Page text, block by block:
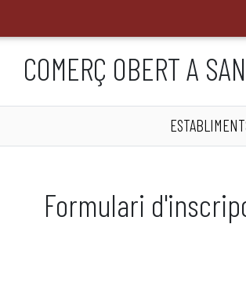
COMERÇ OBERT A
Formulari